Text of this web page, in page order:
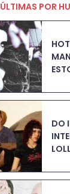
ÚLTIMAS POR
DO